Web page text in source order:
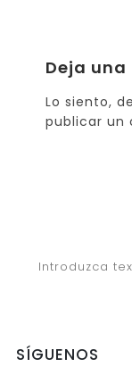
Deja
Lo siento,
publicar un
SÍGUENOS